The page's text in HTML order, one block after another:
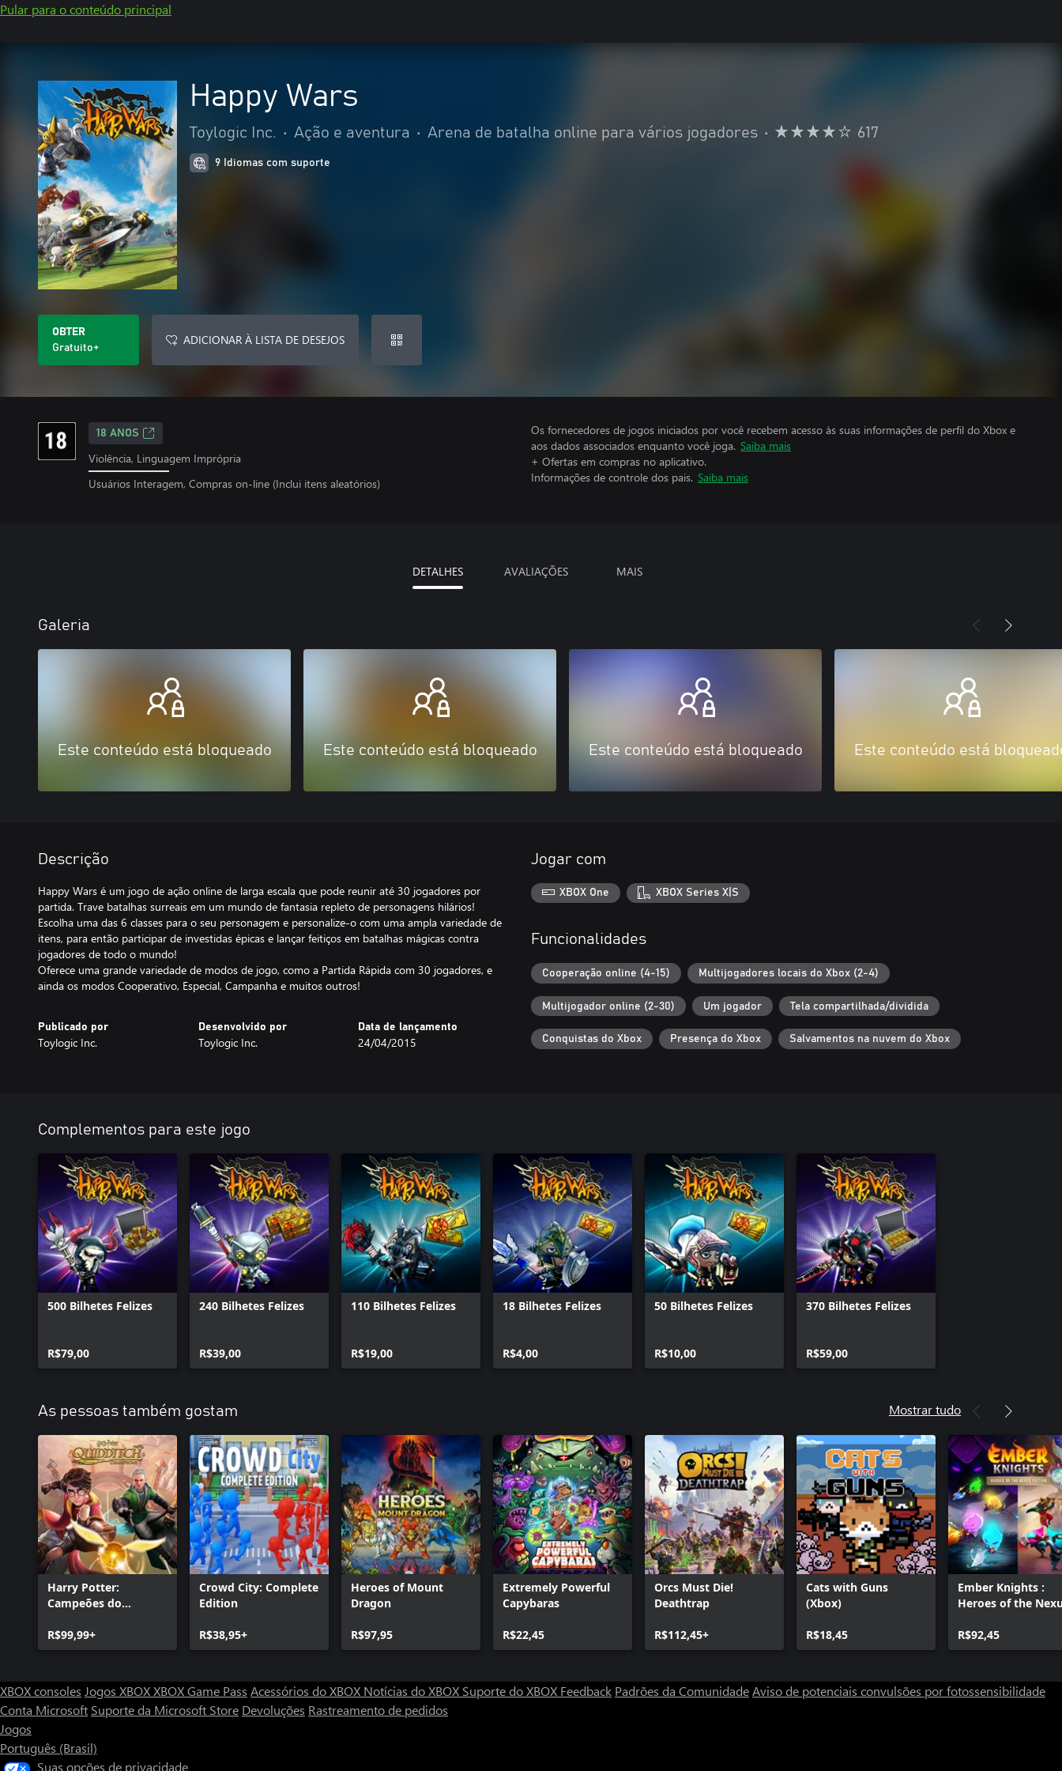
Pular para o conteúdo principal
Happy Wars
Toylogic Inc. • Ação e aventura • Arena de batalha online para vários jogadores • 617
9 Idiomas com suporte
OBTER
Gratuito+
ADICIONAR À LISTA DE DESEJOS
18 ANOS
Violência, Linguagem Imprópria
Usuários Interagem, Compras on-line (Inclui itens aleatórios)
Os fornecedores de jogos iniciados por você recebem acesso às suas informações de perfil do Xbox e
aos dados associados enquanto você joga. Saiba mais
+ Ofertas em compras no aplicativo.
Informações de controle dos pais. Saiba mais
DETALHES AVALIAÇÕES MAIS
Galeria
Este conteúdo está bloqueado Este conteúdo está bloqueado Este conteúdo está bloqueado Este conteúdo está
Descrição
Happy Wars é um jogo de ação online de larga escala que pode reunir até 30 jogadores por
partida. Trave batalhas surreais em um mundo de fantasia repleto de personagens hilários!
Escolha uma das 6 classes para o seu personagem e personalize-o com uma ampla variedade de
itens, para então participar de investidas épicas e lançar feitiços em batalhas mágicas contra
jogadores de todo o mundo!
Oferece uma grande variedade de modos de jogo, como a Partida Rápida com 30 jogadores, e
ainda os modos Cooperativo, Especial, Campanha e muitos outros!
Publicado por
Toylogic Inc.
Desenvolvido por
Toylogic Inc.
Data de lançamento
24/04/2015
Jogar com
XBOX One XBOX Series X|S
Funcionalidades
Cooperação online (4-15) Multijogadores locais do Xbox (2-4)
Multijogador online (2-30) Um jogador Tela compartilhada/dividida
Conquistas do Xbox Presença do Xbox Salvamentos na nuvem do Xbox
Complementos para este jogo
500 Bilhetes Felizes
R$79,00
240 Bilhetes Felizes
R$39,00
110 Bilhetes Felizes
R$19,00
18 Bilhetes Felizes
R$4,00
50 Bilhetes Felizes
R$10,00
370 Bilhetes Felizes
R$59,00
As pessoas também gostam Mostrar tudo
Harry Potter:
Campeões do
R$99,99+
Crowd City: Complete
Edition
R$38,95+
Heroes of Mount
Dragon
R$97,95
Extremely Powerful
Capybaras
R$22,45
Orcs Must Die!
Deathtrap
R$112,45+
Cats with Guns
(Xbox)
R$18,45
Ember Knights :
Heroes of the
R$92,45
XBOX consoles Jogos XBOXXBOX Game Pass Acessórios do XBOX Notícias do XBOX Suporte do XBOX Feedback Padrões da ComunidadeAviso de potenciais convulsões por fotossensibilidade
Conta Microsoft Suporte da Microsoft Store Devoluções Rastreamento de pedidos
Jogos
Português (Brasil)
Suas opções de privacidade